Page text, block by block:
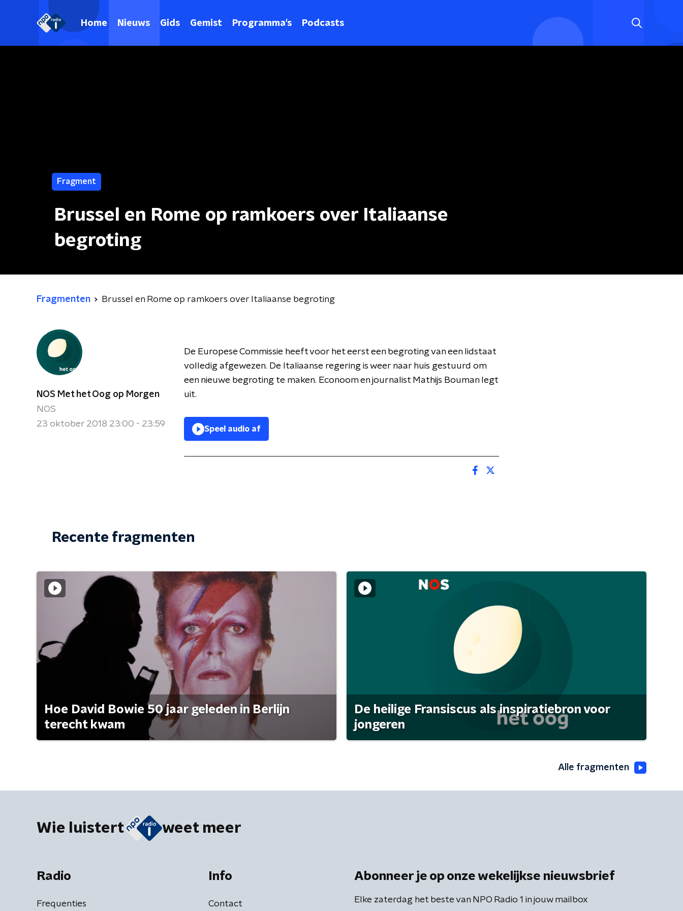
Home Nieuws Gids Gemist Programma's Podcasts
Fragment
Brussel en Rome op ramkoers over Italiaanse
begroting
Fragmenten Brussel en Rome op ramkoers over Italiaanse begroting
NOS Met het Oog op Morgen
NOS
23 oktober 2018 23:00 - 23:59
De Europese Commissie heeft voor het eerst een begroting van een lidstaat
volledig afgewezen. De Italiaanse regering is weer naar huis gestuurd om
een nieuwe begroting te maken. Econoom en journalist Mathijs Bouman legt
uit.
Speel audio af
Recente fragmenten
Hoe David Bowie 50 jaar geleden in Berlijn
terecht kwam
De heilige Fransiscus als inspiratiebron voor
jongeren
Alle fragmenten
Wie luistert weet meer
Radio
Frequenties
Info
Contact
Abonneer je op onze wekelijkse nieuwsbrief
Elke zaterdag het beste van NPO Radio 1 in jouw mailbox